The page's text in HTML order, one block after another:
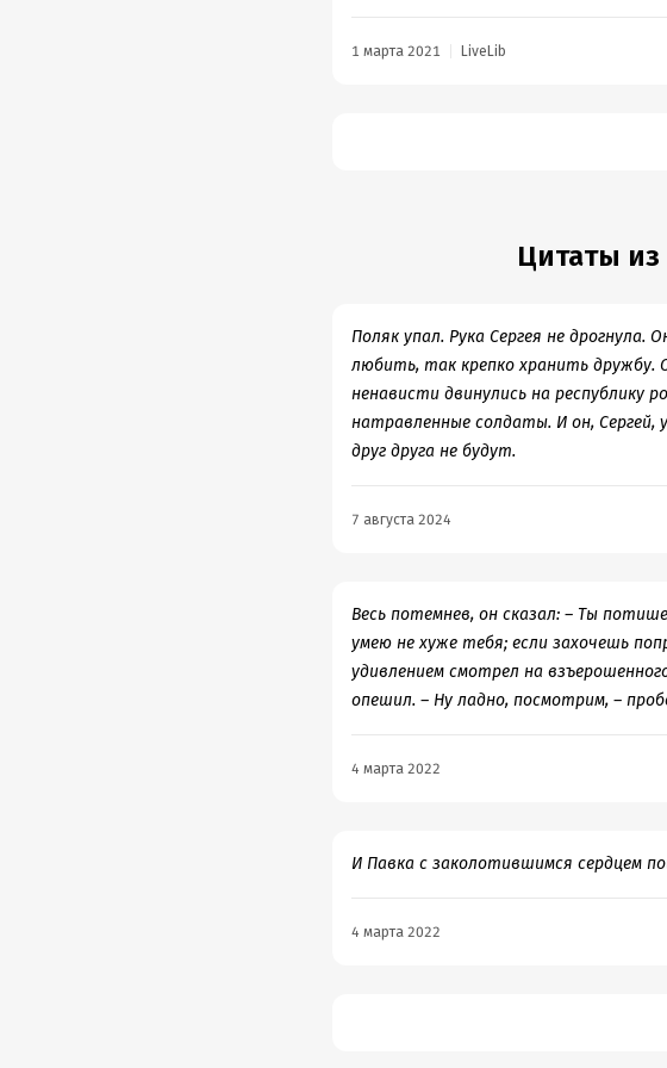
Вот потому, что создавался вид, что
стремилось к нему весь прошлый век,
1 марта 2021 LiveLib
Цитаты из
Поляк упал. Рука Сергея не
любить, так крепко хранить дружбу.
ненависти двинулись на республику
натравленные солдаты. И он, Сергей,
друг друга не будут.
7 августа 2024
Весь потемнев, он сказал: – Ты
умею не хуже тебя; если захочешь
удивлением смотрел на
опешил. – Ну ладно, посмотрим, –
4 марта 2022
И Павка с заколотившимся сердцем
4 марта 2022